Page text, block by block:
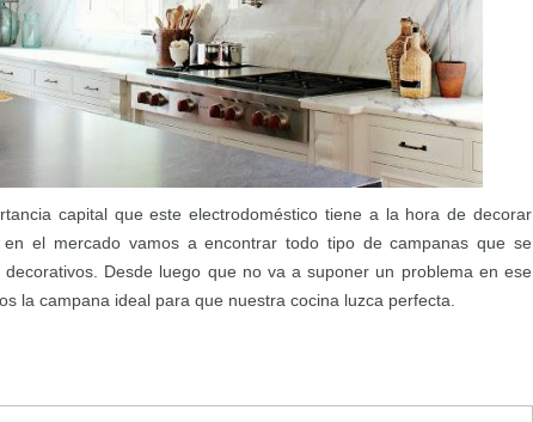
capital que este electrodoméstico tiene a la hora de decorar
en el mercado vamos a encontrar todo tipo de campanas que se
Desde luego que no va a suponer un problema en ese
la campana ideal para que nuestra cocina luzca perfecta.